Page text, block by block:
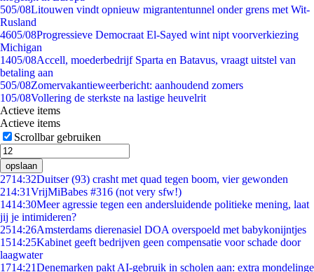
505/08Litouwen vindt opnieuw migrantentunnel onder grens met Wit-
Rusland
4605/08Progressieve Democraat El-Sayed wint nipt voorverkiezing
Michigan
1405/08Accell, moederbedrijf Sparta en Batavus, vraagt uitstel van
betaling aan
505/08Zomervakantieweerbericht: aanhoudend zomers
105/08Vollering de sterkste na lastige heuvelrit
Actieve items
Actieve items
Scrollbar gebruiken
opslaan
2714:32Duitser (93) crasht met quad tegen boom, vier gewonden
214:31VrijMiBabes #316 (not very sfw!)
1414:30Meer agressie tegen een andersluidende politieke mening, laat
jij je intimideren?
2514:26Amsterdams dierenasiel DOA overspoeld met babykonijntjes
1514:25Kabinet geeft bedrijven geen compensatie voor schade door
laagwater
1714:21Denemarken pakt AI-gebruik in scholen aan: extra mondelinge